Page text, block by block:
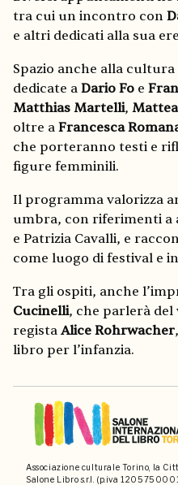
tra cui un incontro con
e altri dedicati alla sua
Spazio anche alla
dedicate a Dario Fo e
Matthias Martelli,
oltre a Francesca
che porteranno testi e
figure femminili.
Il programma valorizza
umbra, con riferimenti a
e Patrizia Cavalli, e
come luogo di festival e
Tra gli ospiti, anche
Cucinelli, che parlerà
regista Alice Rohrwacher
libro per l’infanzia.
Associazione culturale Torino, la
Salone Libro s.r.l. (p.iva